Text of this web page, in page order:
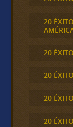
20
20
20
20
20